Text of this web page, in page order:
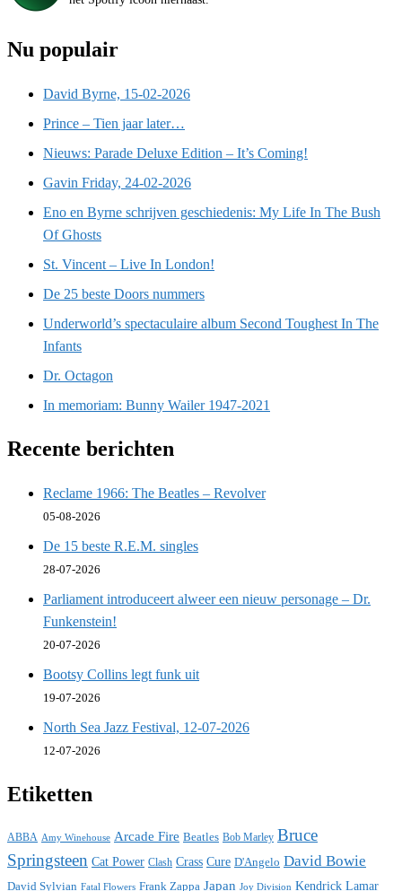
Nu populair
David Byrne, 15-02-2026
Prince – Tien jaar later…
Nieuws: Parade Deluxe Edition – It’s Coming!
Gavin Friday, 24-02-2026
Eno en Byrne schrijven geschiedenis: My Life In The Bush
Of Ghosts
St. Vincent – Live In London!
De 25 beste Doors nummers
Underworld’s spectaculaire album Second Toughest In The
Infants
Dr. Octagon
In memoriam: Bunny Wailer 1947-2021
Recente berichten
Reclame 1966: The Beatles – Revolver
05-08-2026
De 15 beste R.E.M. singles
28-07-2026
Parliament introduceert alweer een nieuw personage – Dr.
Funkenstein!
20-07-2026
Bootsy Collins legt funk uit
19-07-2026
North Sea Jazz Festival, 12-07-2026
12-07-2026
Etiketten
ABBA Amy Winehouse Arcade Fire Beatles Bob Marley Bruce
Springsteen Cat Power Clash Crass Cure D'Angelo David Bowie
David Sylvian Fatal Flowers Frank Zappa Japan Joy Division Kendrick Lamar